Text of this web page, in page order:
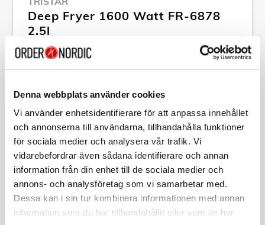
Denna webbplats använder cookies
Vi använder enhetsidentifierare för att anpassa innehållet
och annonserna till användarna, tillhandahålla funktioner
för sociala medier och analysera vår trafik. Vi
vidarebefordrar även sådana identifierare och annan
information från din enhet till de sociala medier och
annons- och analysföretag som vi samarbetar med.
Dessa kan i sin tur kombinera informationen med annan
information som du har tillhandahållit eller som de har
Deep Fryer 1600 Watt FR-6878
2.5l
Article no:
A12472
FR-6878
RSP: 599,00 kr
Show all products of Tristar
Specification
Description